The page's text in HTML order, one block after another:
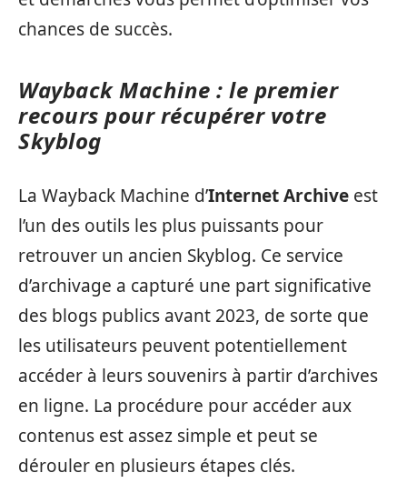
chances de succès.
Wayback Machine : le premier
recours pour récupérer votre
Skyblog
La Wayback Machine d’Internet Archive est
l’un des outils les plus puissants pour
retrouver un ancien Skyblog. Ce service
d’archivage a capturé une part significative
des blogs publics avant 2023, de sorte que
les utilisateurs peuvent potentiellement
accéder à leurs souvenirs à partir d’archives
en ligne. La procédure pour accéder aux
contenus est assez simple et peut se
dérouler en plusieurs étapes clés.